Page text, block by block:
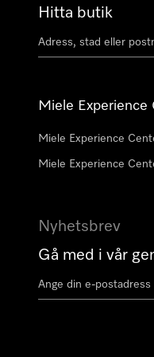
Hitta butik
Miele Experience
Miele Experience
Miele Experience
Nyhetsbrev
Gå med i vår